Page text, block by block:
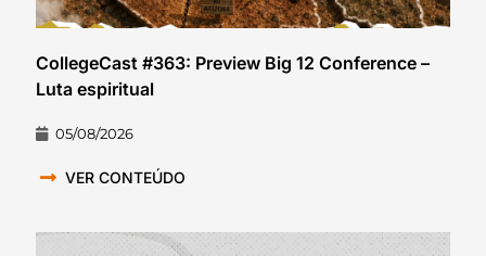
CollegeCast #363: Preview Big 12 Conference –
Luta espiritual
05/08/2026
VER CONTEÚDO